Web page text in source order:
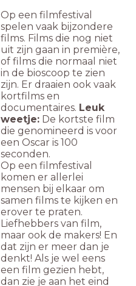
Op een filmfestival
spelen vaak bijzondere
films. Films die nog niet
uit zijn gaan in première,
of films die normaal niet
in de bioscoop te zien
zijn. Er draaien ook vaak
kortfilms en
documentaires. Leuk
weetje: De kortste film
die genomineerd is voor
een Oscar is 100
seconden.
Op een filmfestival
komen er allerlei
mensen bij elkaar om
samen films te kijken en
erover te praten.
Liefhebbers van film,
maar ook de makers! En
dat zijn er meer dan je
denkt! Als je wel eens
een film gezien hebt,
dan zie je aan het eind